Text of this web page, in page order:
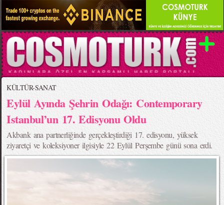
KÜLTÜR-SANAT
Eylül Ayında Şehrin Odağı: Contemporary
Istanbul’un 17. Edisyonu Oldu
Akbank ana partnerliğinde gerçekleştirdiği 17. edisyonu, yüksek
ziyaretçi ve koleksiyoner ilgisiyle 22 Eylül Perşembe günü sona erdi.